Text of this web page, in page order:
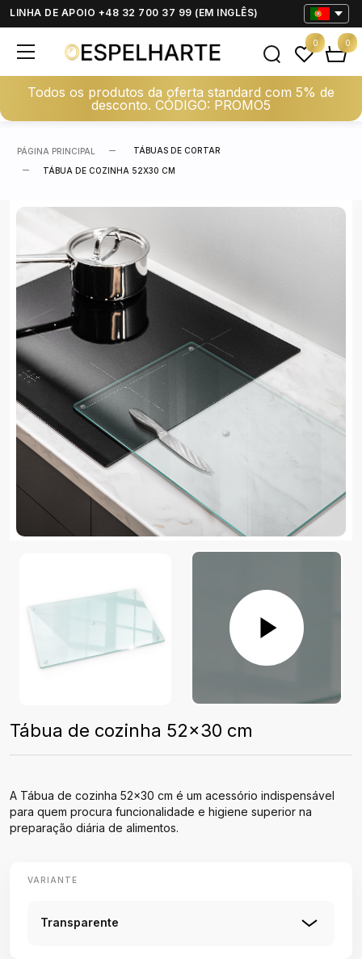
LINHA DE APOIO +48 32 700 37 99 (EM INGLÊS)
Todos os produtos da oferta standard com 5% de
desconto. CÓDIGO: PROMO5
0 0
PÁGINA PRINCIPAL TÁBUAS DE CORTAR
TÁBUA DE COZINHA 52X30 CM
Tábua de cozinha 52x30 cm
A Tábua de cozinha 52x30 cm é um acessório indispensável
para quem procura funcionalidade e higiene superior na
preparação diária de alimentos.
VARIANTE
Transparente